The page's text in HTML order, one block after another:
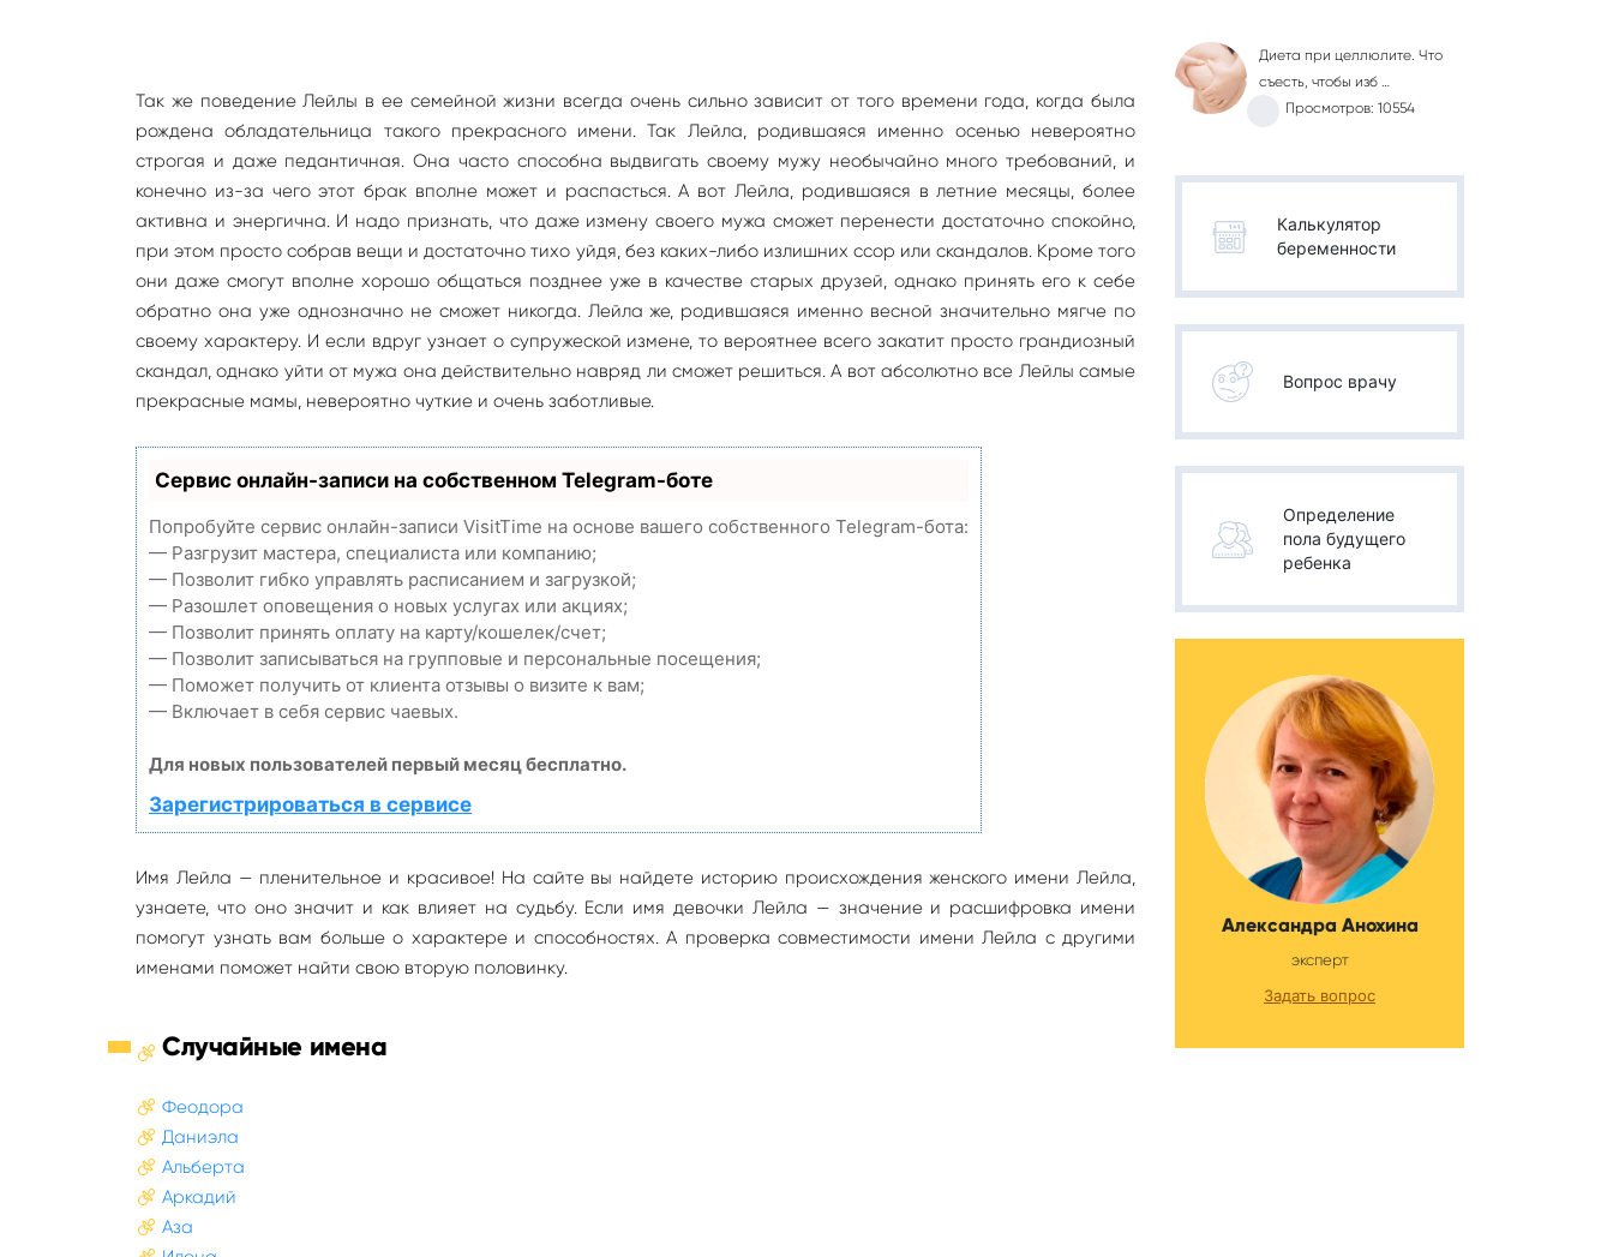
Так же поведение Лейлы в ее семейной жизни всегда очень сильно зависит от того времени года, когда была
рождена обладательница такого прекрасного имени. Так Лейла, родившаяся именно осенью невероятно
строгая и даже педантичная. Она часто способна выдвигать своему мужу необычайно много требований, и
конечно из-за чего этот брак вполне может и распасться. А вот Лейла, родившаяся в летние месяцы, более
активна и энергична. И надо признать, что даже измену своего мужа сможет перенести достаточно спокойно,
при этом просто собрав вещи и достаточно тихо уйдя, без каких-либо излишних ссор или скандалов. Кроме того
они даже смогут вполне хорошо общаться позднее уже в качестве старых друзей, однако принять его к себе
обратно она уже однозначно не сможет никогда. Лейла же, родившаяся именно весной значительно мягче по
своему характеру. И если вдруг узнает о супружеской измене, то вероятнее всего закатит просто грандиозный
скандал, однако уйти от мужа она действительно навряд ли сможет решиться. А вот абсолютно все Лейлы самые
прекрасные мамы, невероятно чуткие и очень заботливые.
Сервис онлайн-записи на собственном Telegram-боте
Попробуйте сервис онлайн-записи VisitTime на основе вашего собственного Telegram-бота:
— Разгрузит мастера, специалиста или компанию;
— Позволит гибко управлять расписанием и загрузкой;
— Разошлет оповещения о новых услугах или акциях;
— Позволит принять оплату на карту/кошелек/счет;
— Позволит записываться на групповые и персональные посещения;
— Поможет получить от клиента отзывы о визите к вам;
— Включает в себя сервис чаевых.
Для новых пользователей первый месяц бесплатно.
Зарегистрироваться в сервисе
Имя Лейла — пленительное и красивое! На сайте вы найдете историю происхождения женского имени Лейла,
узнаете, что оно значит и как влияет на судьбу. Если имя девочки Лейла — значение и расшифровка имени
помогут узнать вам больше о характере и способностях. А проверка совместимости имени Лейла с другими
именами поможет найти свою вторую половинку.
Случайные имена
Феодора
Даниэла
Альберта
Аркадий
Аза
Диета при целлюлите. Что
съесть, чтобы изб …
Просмотров: 10554
Калькулятор
беременности
Вопрос врачу
Определение
пола будущего
ребенка
Александра Анохина
эксперт
Задать вопрос